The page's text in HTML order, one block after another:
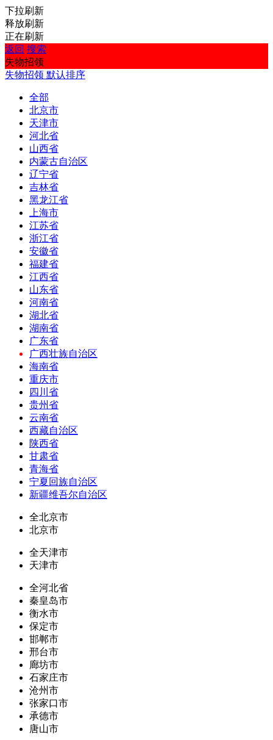
下拉刷新
释放刷新
正在刷新
返回 搜索
失物招领
失物招领 默认排序
全部
北京市
天津市
河北省
山西省
内蒙古自治区
辽宁省
吉林省
黑龙江省
上海市
江苏省
浙江省
安徽省
福建省
江西省
山东省
河南省
湖北省
湖南省
广东省
广西壮族自治区
海南省
重庆市
四川省
贵州省
云南省
西藏自治区
陕西省
甘肃省
青海省
宁夏回族自治区
新疆维吾尔自治区
全北京市
北京市
全天津市
天津市
全河北省
秦皇岛市
衡水市
保定市
邯郸市
邢台市
廊坊市
石家庄市
沧州市
张家口市
承德市
唐山市